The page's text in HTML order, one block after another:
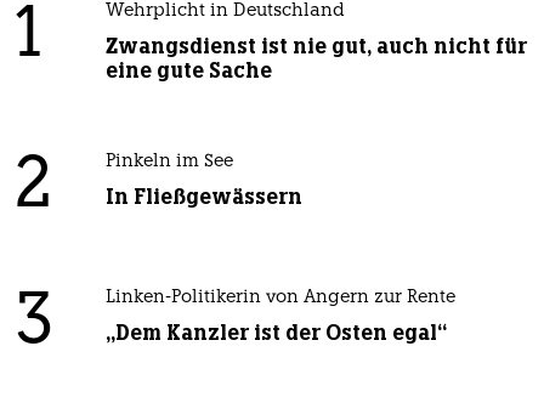
1 Wehrplicht in Deutschland
Zwangsdienst ist nie gut, auch nicht für
eine gute Sache
2 Pinkeln im See
In Fließgewässern
3 Linken-Politikerin von Angern zur Rente
„Dem Kanzler ist der Osten egal“